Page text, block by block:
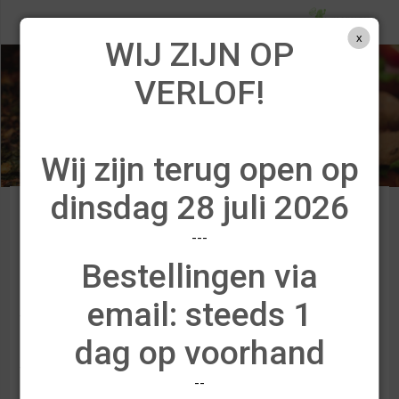
SHARE
BROODJES
De lekkerste huisgemaakte broodjes
vindt u ongetwijfeld bij Broodjeszaak ’t
Krokantje in Westerlo. Kiest u liever
voor een warme maaltijd? Ontdek dan
WIJ ZIJN OP
VERLOF!
Wij zijn terug open op
dinsdag 28 juli 2026
---
Bestellingen via
email: steeds 1
dag op voorhand
--
x